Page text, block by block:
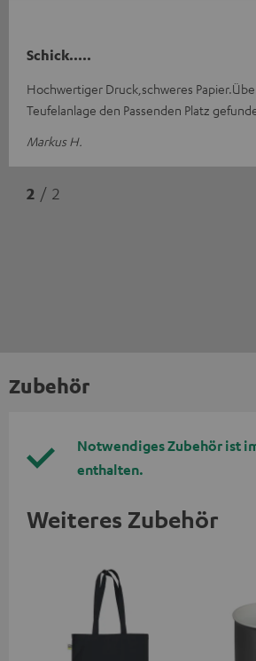
Schick.....
Hochwertiger Druck,schweres
Teufelanlage den Passenden Platz
Markus H.
2 / 2
Zubehör
Notwendiges Zubehör ist
enthalten.
Weiteres Zubehör